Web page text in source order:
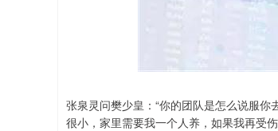
张泉灵问樊少皇：“你的团队是怎么说服
很小，家里需要我一个人养，如果我再受